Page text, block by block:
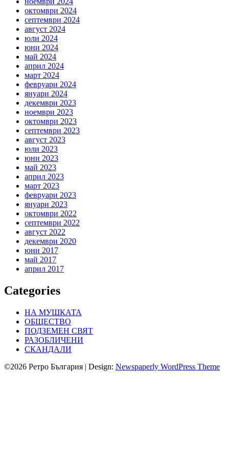
октомври 2024
септември 2024
август 2024
юли 2024
юни 2024
май 2024
април 2024
март 2024
февруари 2024
януари 2024
декември 2023
ноември 2023
октомври 2023
септември 2023
август 2023
юли 2023
юни 2023
май 2023
април 2023
март 2023
февруари 2023
януари 2023
октомври 2022
септември 2022
август 2022
декември 2020
юни 2017
май 2017
април 2017
Categories
НА МУШКАТА
ОБЩЕСТВО
ПОДЗЕМЕН СВЯТ
РАЗОБЛИЧЕНИ
СКАНДАЛИ
©2026 Ретро България | Design: Newspaperly WordPress Theme